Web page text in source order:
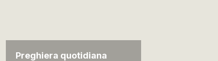
Preghiera quotidiana